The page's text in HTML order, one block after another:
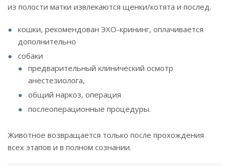
из полости матки извлекаются щенки/котята и послед.
кошки, рекомендован ЭХО-крининг, оплачивается
дополнительно
собаки
предварительный клинический осмотр
анестезиолога,
общий наркоз, операция
послеоперационные процедуры.
Животное возвращается только после прохождения
всех этапов и в полном сознании.